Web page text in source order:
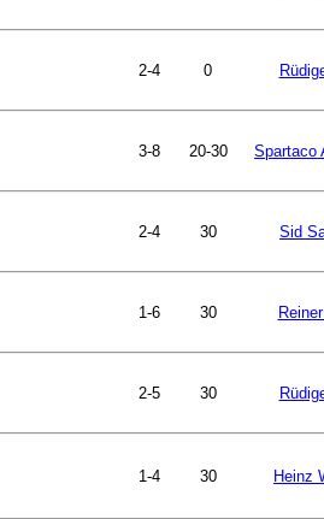
2-4 0
3-8 20-30 Spartaco
2-4 30 Sid
1-6 30
2-5 30
1-4 30 Heinz